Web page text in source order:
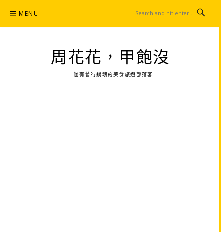
content
MENU
周花花，甲飽沒
一個有著行銷魂的美食旅遊部落客